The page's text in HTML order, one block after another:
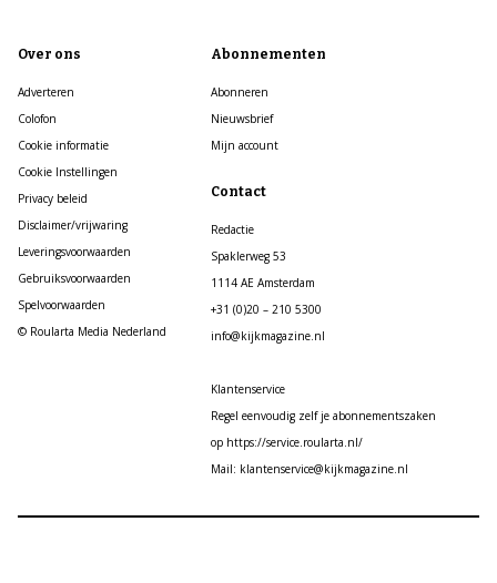
Over ons
Adverteren
Colofon
Cookie informatie
Cookie Instellingen
Privacy beleid
Disclaimer/vrijwaring
Leveringsvoorwaarden
Gebruiksvoorwaarden
Spelvoorwaarden
© Roularta Media Nederland
Abonnementen
Abonneren
Nieuwsbrief
Mijn account
Contact
Redactie
Spaklerweg 53
1114 AE Amsterdam
+31 (0)20 – 210 5300
info@kijkmagazine.nl
Klantenservice
Regel eenvoudig zelf je abonnementszaken
op https://service.roularta.nl/
Mail: klantenservice@kijkmagazine.nl